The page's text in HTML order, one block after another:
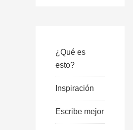
¿Qué es
esto?
Inspiración
Escribe mejor